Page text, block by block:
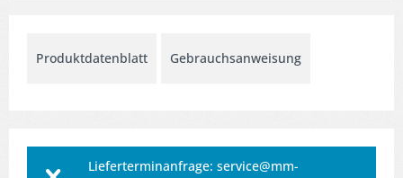
Produktdatenblatt Gebrauchsanweisung
Lieferterminanfrage: service@mm-